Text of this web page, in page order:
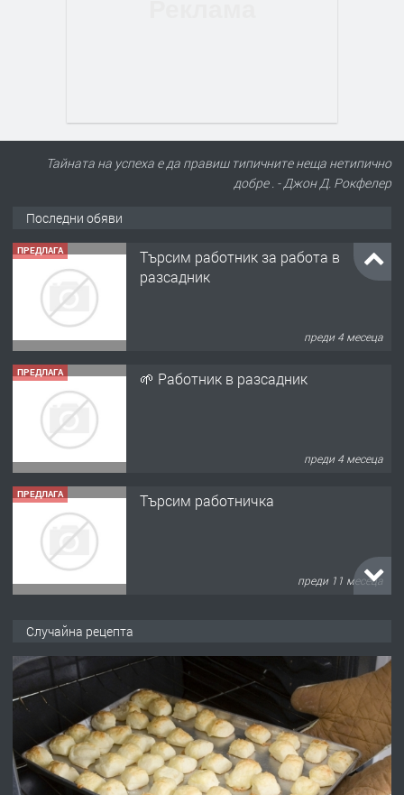
Тайната на успеха е да правиш типичните неща нетипично
добре . - Джон Д. Рокфелер
Последни обяви
ПРЕДЛАГА
Търсим работник за работа в
разсадник
преди 4 месеца
ПРЕДЛАГА 🌱 Работник в разсадник
преди 4 месеца
ПРЕДЛАГА Търсим работничка
преди 11 месеца
преди 1 година
ПРЕДЛАГА Работа за общи работници
Случайна рецепта